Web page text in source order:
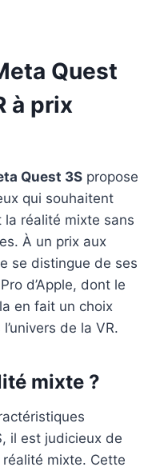
Quest
à prix
Quest 3S propose
qui souhaitent
réalité mixte sans
À un prix aux
se distingue de ses
d’Apple, dont le
en fait un choix
de la VR.
mixte ?
il est judicieux de
réalité mixte. Cette